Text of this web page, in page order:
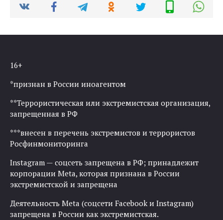
16+
*признан в России иноагентом
**Террористическая или экстремистская организация,
запрещенная в РФ
***внесен в перечень экстремистов и террористов
Росфинмониторинга
Instagram — соцсеть запрещена в РФ; принадлежит
корпорации Meta, которая признана в России
экстремистской и запрещена
Деятельность Meta (соцсети Facebook и Instagram)
запрещена в России как экстремистская.